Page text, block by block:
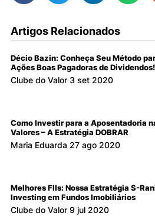
Artigos Relacionados
Décio Bazin: Conheça Seu Método
Ações Boas Pagadoras de Dividendos!
Clube do Valor 3 set 2020
Como Investir para a Aposentadoria
Valores – A Estratégia DOBRAR
Maria Eduarda 27 ago 2020
Melhores FIIs: Nossa Estratégia S-
Investing em Fundos Imobiliários
Clube do Valor 9 jul 2020